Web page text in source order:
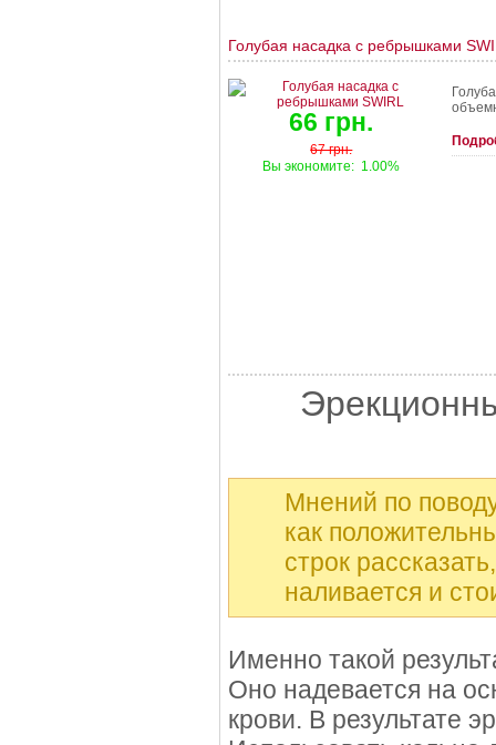
Голубая насадка с ребрышками
66 грн.
67 грн.
Вы экономите: 1.00%
Мнений по
как
строк
наливается и
Именно такой
Оно надевается на
крови. В результате